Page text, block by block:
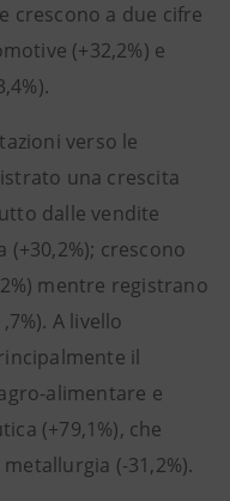
crescono a due cifre
(+32,2%) e
verso le
una crescita
dalle vendite
(+30,2%); crescono
mentre registrano
A livello
il
alimentare e
(+79,1%), che
(-31,2%).